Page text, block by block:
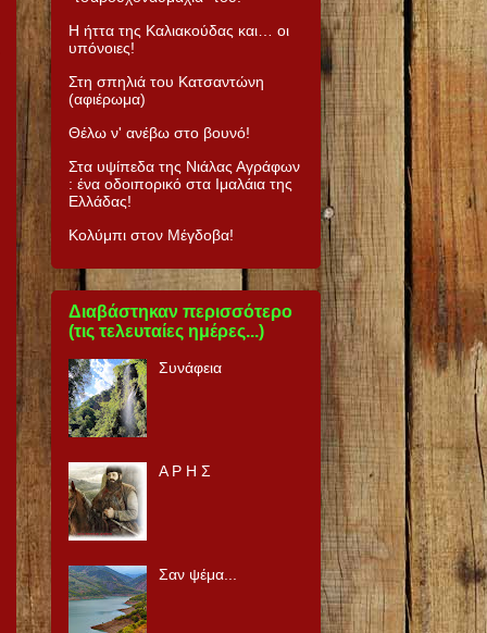
Η ήττα της Καλιακούδας και… οι
υπόνοιες!
Στη σπηλιά του Κατσαντώνη
(αφιέρωμα)
Θέλω ν' ανέβω στο βουνό!
Στα υψίπεδα της Νιάλας Αγράφων
: ένα οδοιπορικό στα Ιμαλάια της
Ελλάδας!
Κολύμπι στον Μέγδοβα!
Διαβάστηκαν περισσότερο
(τις τελευταίες ημέρες...)
Συνάφεια
Α Ρ Η Σ
Σαν ψέμα...